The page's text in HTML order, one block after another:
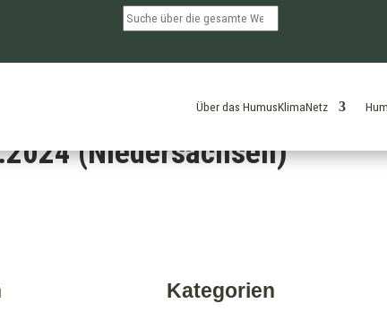
Über das HumusKlimaNetz
(Niedersachsen)
Kategorien